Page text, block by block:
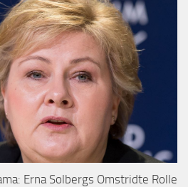
Erna Solbergs Omstridte Rolle